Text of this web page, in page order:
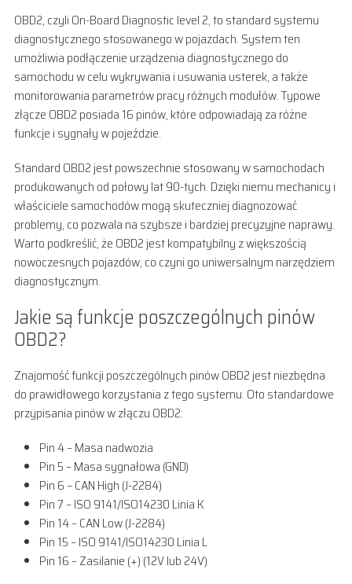
OBD2, czyli On-Board Diagnostic level 2, to standard systemu
diagnostycznego stosowanego w pojazdach. System ten
umożliwia podłączenie urządzenia diagnostycznego do
samochodu w celu wykrywania i usuwania usterek, a także
monitorowania parametrów pracy różnych modułów. Typowe
złącze OBD2 posiada 16 pinów, które odpowiadają za różne
funkcje i sygnały w pojeździe.
Standard OBD2 jest powszechnie stosowany w samochodach
produkowanych od połowy lat 90-tych. Dzięki niemu mechanicy i
właściciele samochodów mogą skuteczniej diagnozować
problemy, co pozwala na szybsze i bardziej precyzyjne naprawy.
Warto podkreślić, że OBD2 jest kompatybilny z większością
nowoczesnych pojazdów, co czyni go uniwersalnym narzędziem
diagnostycznym.
Jakie są funkcje poszczególnych pinów
OBD2?
Znajomość funkcji poszczególnych pinów OBD2 jest niezbędna
do prawidłowego korzystania z tego systemu. Oto standardowe
przypisania pinów w złączu OBD2:
Pin 4 – Masa nadwozia
Pin 5 – Masa sygnałowa (GND)
Pin 6 – CAN High (J-2284)
Pin 7 – ISO 9141/ISO14230 Linia K
Pin 14 – CAN Low (J-2284)
Pin 15 – ISO 9141/ISO14230 Linia L
Pin 16 – Zasilanie (+) (12V lub 24V)